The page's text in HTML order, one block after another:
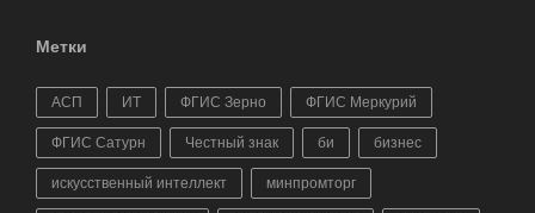
Метки
АСП ИТ ФГИС Зерно ФГИС Меркурий
ФГИС Сатурн Честный знак би бизнес
искусственный интеллект минпромторг